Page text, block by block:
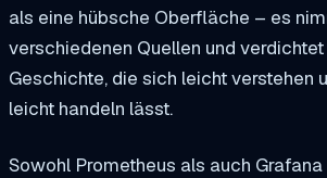
als eine hübsche Oberfläche – es
verschiedenen Quellen und
Geschichte, die sich leicht verstehen
leicht handeln lässt.
Sowohl Prometheus als auch